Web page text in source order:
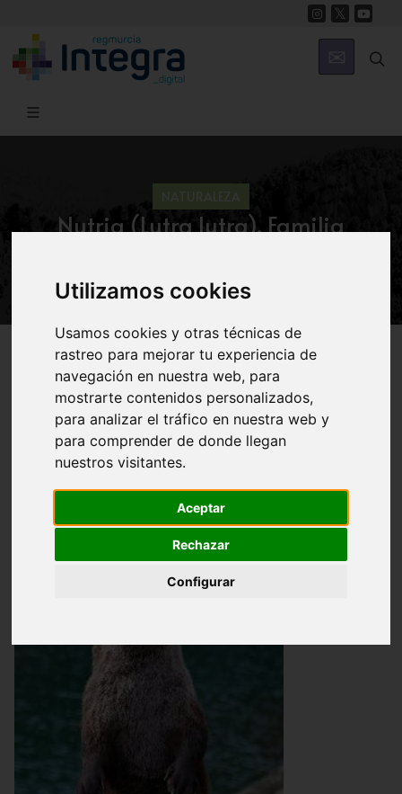
Utilizamos cookies
Usamos cookies y otras técnicas de
rastreo para mejorar tu experiencia de
navegación en nuestra web, para
mostrarte contenidos personalizados,
para analizar el tráfico en nuestra web y
para comprender de donde llegan
nuestros visitantes.
Aceptar
Rechazar
Configurar
Nutria (Lutra lutra). Familia
Región de Murcia Digital Naturaleza En Clave Ambiental
Nutria (Lutra lutra).
Familia MUSTELIDAE